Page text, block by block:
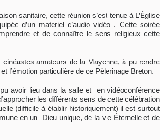
sanitaire, cette réunion s’est tenue à L’Église
d’un matériel d’audio vidéo . Cette soirée
et de connaître le sens religieux cette
amateurs de la Mayenne, à pu rendre
l’émotion particulière de ce Pèlerinage Breton.
avoir lieu dans la salle et en vidéoconférence
les différents sens de cette célébration
(difficile à établir historiquement) il est surtout
en un Dieu unique, de la vie Éternelle et de